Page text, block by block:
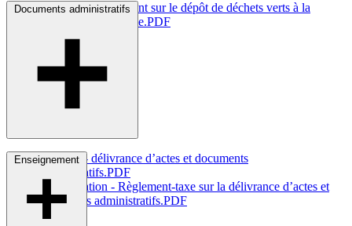
plantations Règlement sur le dépôt de déchets verts à la
communale.PDF
Documents administratifs
26.11.25 - délivrance d’actes et documents
administratifs.PDF
13-Population - Règlement-taxe sur la délivrance d’actes et
documents administratifs.PDF
Enseignement